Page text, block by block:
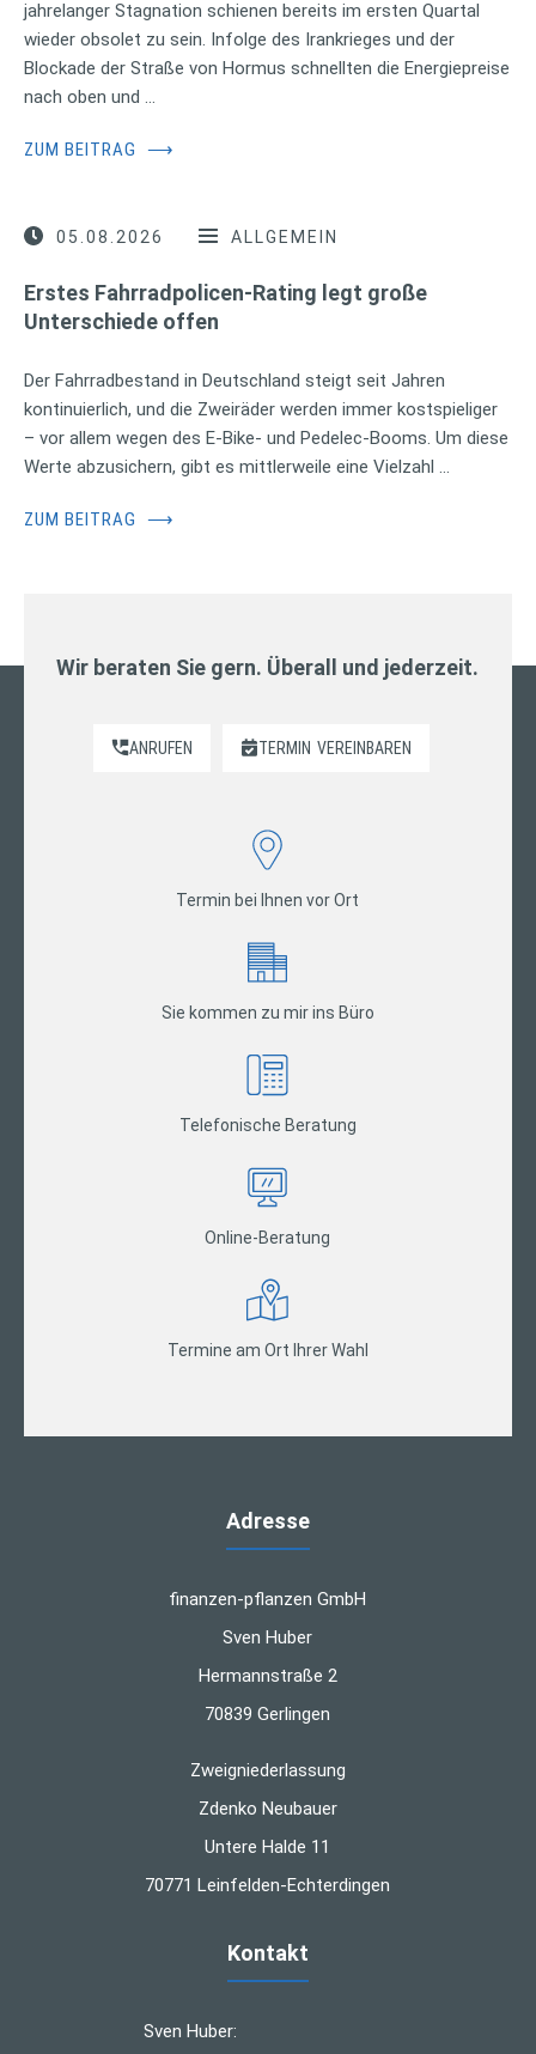
jahrelanger Stagnation schienen bereits im ersten Quartal
wieder obsolet zu sein. Infolge des Irankrieges und der
Blockade der Straße von Hormus schnellten die Energiepreise
nach oben und …
ZUM BEITRAG ⟶
05.08.2026 ALLGEMEIN
Erstes Fahrradpolicen-Rating legt große
Unterschiede offen
Der Fahrradbestand in Deutschland steigt seit Jahren
kontinuierlich, und die Zweiräder werden immer kostspieliger
– vor allem wegen des E-Bike- und Pedelec-Booms. Um diese
Werte abzusichern, gibt es mittlerweile eine Vielzahl …
ZUM BEITRAG ⟶
Wir beraten Sie gern. Überall und jederzeit.
ANRUFEN TERMIN VEREINBAREN
Termin bei Ihnen vor Ort
Sie kommen zu mir ins Büro
Telefonische Beratung
Online-Beratung
Termine am Ort Ihrer Wahl
Adresse
finanzen-pflanzen GmbH
Sven Huber
Hermannstraße 2
70839 Gerlingen
Zweigniederlassung
Zdenko Neubauer
Untere Halde 11
70771 Leinfelden-Echterdingen
Kontakt
Sven Huber: